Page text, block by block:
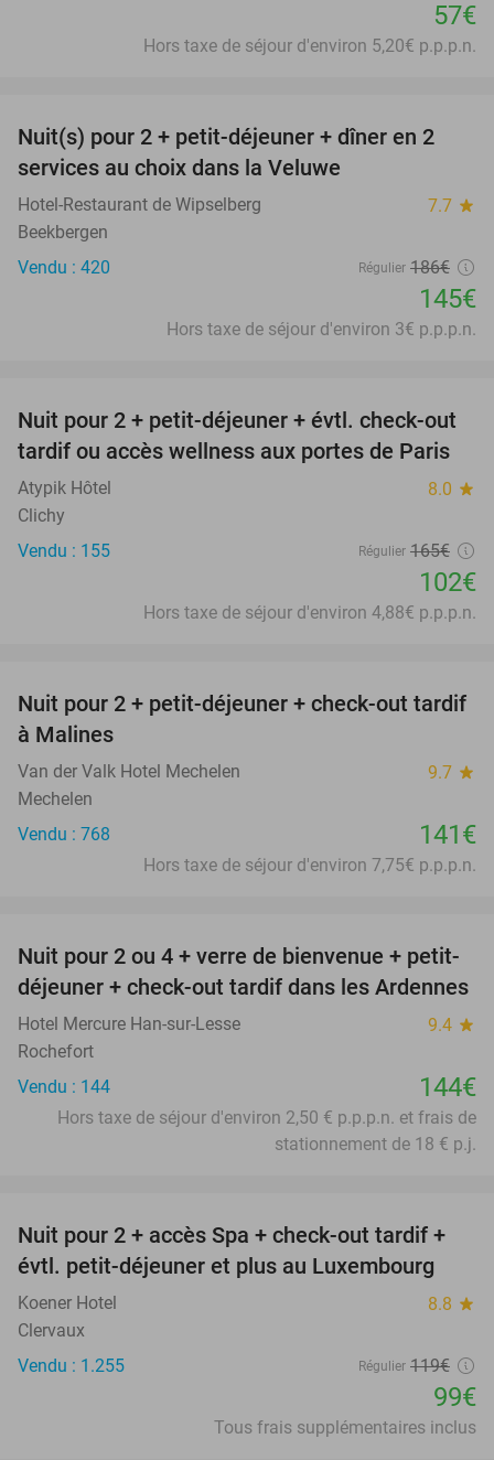
57€
Hors taxe de séjour d'environ 5,20€ p.p.p.n.
22%
Nuit(s) pour 2 + petit-déjeuner + dîner en 2
services au choix dans la Veluwe
Hotel-Restaurant de Wipselberg 7.7 star
Beekbergen
Vendu : 420
Régulier 186€
145€
Hors taxe de séjour d'environ 3€ p.p.p.n.
38%
Nuit pour 2 + petit-déjeuner + évtl. check-out
tardif ou accès wellness aux portes de Paris
Atypik Hôtel 8.0 star
Clichy
Vendu : 155
Régulier 165€
102€
Hors taxe de séjour d'environ 4,88€ p.p.p.n.
Nuit pour 2 + petit-déjeuner + check-out tardif
à Malines
Van der Valk Hotel Mechelen 9.7 star
Mechelen
Vendu : 768
141€
Hors taxe de séjour d'environ 7,75€ p.p.p.n.
Nuit pour 2 ou 4 + verre de bienvenue + petit-
déjeuner + check-out tardif dans les Ardennes
Hotel Mercure Han-sur-Lesse 9.4 star
Rochefort
Vendu : 144
144€
Hors taxe de séjour d'environ 2,50 € p.p.p.n. et frais de
stationnement de 18 € p.j.
17%
Nuit pour 2 + accès Spa + check-out tardif +
évtl. petit-déjeuner et plus au Luxembourg
Koener Hotel 8.8 star
Clervaux
Vendu : 1.255
Régulier 119€
99€
Tous frais supplémentaires inclus